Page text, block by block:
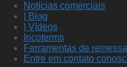
Notícias comerciais
| Blog
| Vídeos
Incoterms
Ferramentas de remessa
Entre em contato